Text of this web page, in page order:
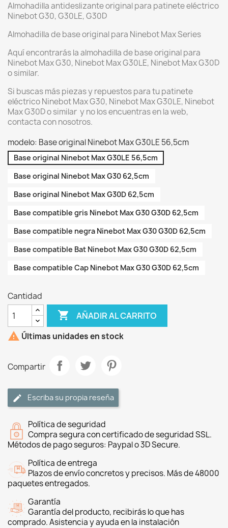
Almohadilla antideslizante original para patinete eléctrico
Ninebot G30, G30LE, G30D
Almohadilla de base original para Ninebot Max Series
Aquí encontrarás la almohadilla de base original para
Ninebot Max G30, Ninebot Max G30LE, Ninebot Max G30D
o similar.
Si buscas más piezas y repuestos para tu patinete
eléctrico Ninebot Max G30, Ninebot Max G30LE, Ninebot
Max G30D o similar y no los encuentras en la web,
contacta con nosotros.
modelo: Base original Ninebot Max G30LE 56,5cm
Base original Ninebot Max G30LE 56,5cm
Base original Ninebot Max G30 62,5cm
Base original Ninebot Max G30D 62,5cm
Base compatible gris Ninebot Max G30 G30D 62,5cm
Base compatible negra Ninebot Max G30 G30D 62,5cm
Base compatible Bat Ninebot Max G30 G30D 62,5cm
Base compatible Cap Ninebot Max G30 G30D 62,5cm
Cantidad
 AÑADIR AL CARRITO
 Últimas unidades en stock
Compartir
Escriba su propia reseña
Política de seguridad
Compra segura con certificado de seguridad SSL.
Métodos de pago seguros: Paypal o 3D Secure.
Política de entrega
Plazos de envío concretos y precisos. Más de 48000
paquetes entregados.
Garantía
Garantía del producto, recibirás lo que has
comprado. Asistencia y ayuda en la instalación